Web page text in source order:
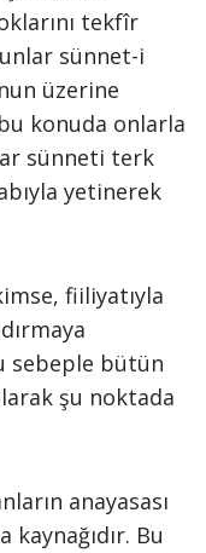
tekfîr
sünnet-i
üzerine
konuda onlarla
sünneti terk
yetinerek
fiiliyatıyla
sebeple bütün
şu noktada
anayasası
Bu